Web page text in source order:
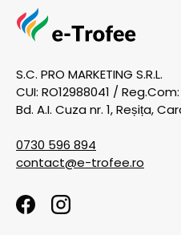
S.C. PRO MARKETING S.R.L.
CUI: RO12988041 / Reg.Com:
Bd. A.I. Cuza nr. 1, Reșița,
0730 596 894
contact@e-trofee.ro
FacebookInstagram